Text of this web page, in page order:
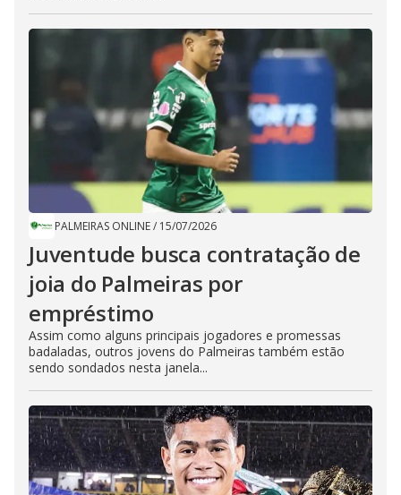
PALMEIRAS ONLINE/ 15/07/2026
Juventude busca contratação de
joia do Palmeiras por
empréstimo
Assim como alguns principais jogadores e promessas
badaladas, outros jovens do Palmeiras também estão
sendo sondados nesta janela...